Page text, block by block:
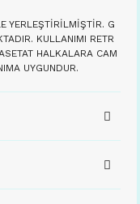
YERLEŞTİRİLMİŞTİR. G
KULLANIMI RETR
HALKALARA CAM
UYGUNDUR.